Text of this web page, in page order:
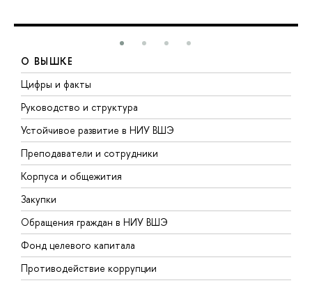
О ВЫШКЕ
Цифры и факты
Руководство и структура
Устойчивое развитие в НИУ ВШЭ
Преподаватели и сотрудники
Корпуса и общежития
Закупки
Обращения граждан в НИУ ВШЭ
Фонд целевого капитала
Противодействие коррупции